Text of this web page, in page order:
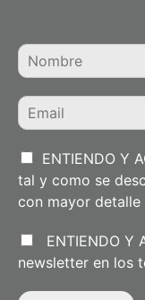
ENTIENDO Y
tal y como se
con mayor detalle
ENTIENDO Y
newsletter en los